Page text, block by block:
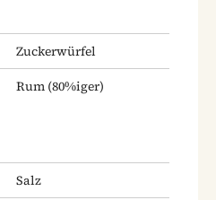
Zuckerwürfel
Rum (80%iger)
Salz